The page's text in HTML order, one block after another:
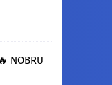
NOBRU